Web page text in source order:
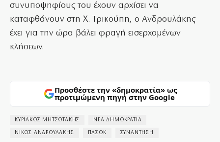
συνυποψηφίους του έχουν αρχίσει να
καταφθάνουν στη Χ. Τρικούπη, ο Ανδρουλάκης
έχει για την ώρα βάλει φραγή εισερχομένων
κλήσεων.
Προσθέστε την «δημοκρατία» ως
προτιμώμενη πηγή στην Google
ΚΥΡΙΑΚΟΣ ΜΗΤΣΟΤΑΚΗΣ ΝΕΑ ΔΗΜΟΚΡΑΤΙΑ
ΝΙΚΟΣ ΑΝΔΡΟΥΛΑΚΗΣ ΠΑΣΟΚ ΣΥΝΑΝΤΗΣΗ